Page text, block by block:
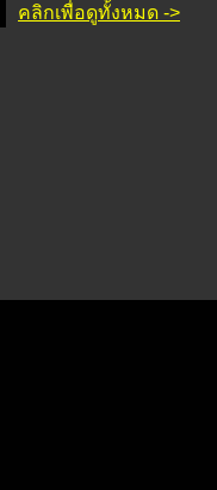
คลิกเพื่อดูทั้งหมด ->